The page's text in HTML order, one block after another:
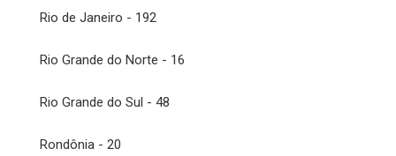
Rio de Janeiro - 192
Rio Grande do Norte - 16
Rio Grande do Sul - 48
Rondônia - 20